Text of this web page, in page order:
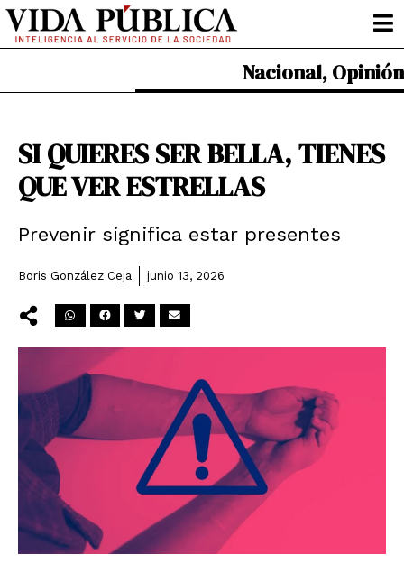
Ir
contenido
Nacional, Opinión
SI QUIERES SER BELLA, TIENES
QUE VER ESTRELLAS
Prevenir significa estar presentes
Boris González Ceja junio 13, 2026